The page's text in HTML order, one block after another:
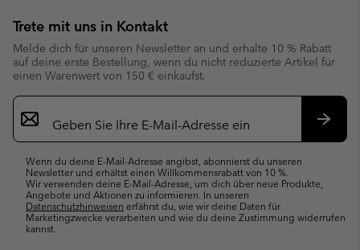
Trete mit uns in Kontakt
Melde dich für unseren Newsletter an und erhalte 10 % Rabatt
auf deine erste Bestellung, wenn du nicht reduzierte Artikel für
einen Warenwert von 150 € einkaufst.
Newsletter-
Anmeldung
Wenn du deine E-Mail-Adresse angibst, abonnierst du unseren
Newsletter und erhältst einen Willkommensrabatt von 10 %.
Wir verwenden deine E-Mail-Adresse, um dich über neue Produkte,
Angebote und Aktionen zu informieren. In unseren
Datenschutzhinweisen erfährst du, wie wir deine Daten für
Marketingzwecke verarbeiten und wie du deine Zustimmung widerrufen
kannst.